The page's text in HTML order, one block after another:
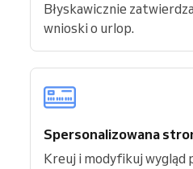
Błyskawicznie
wnioski o urlop.
Spersonalizowana
Kreuj i modyfikuj wygląd